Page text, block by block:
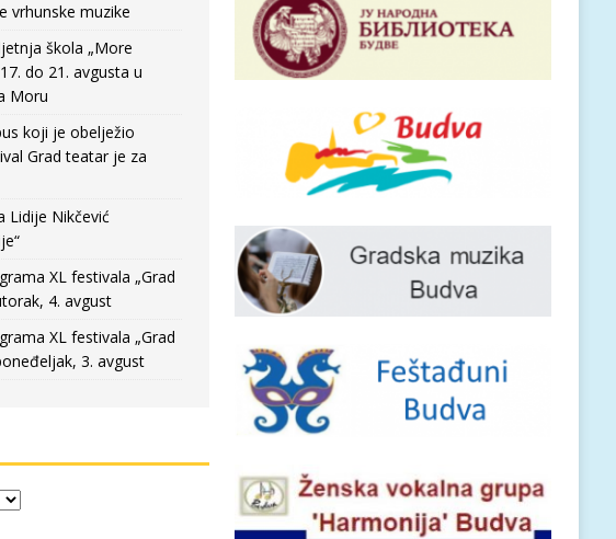
vrhunske muzike
škola „More
do 21. avgusta u
Moru
koji je obelježio
Grad teatar je za
Lidije Nikčević
XL festivala „Grad
4. avgust
XL festivala „Grad
3. avgust